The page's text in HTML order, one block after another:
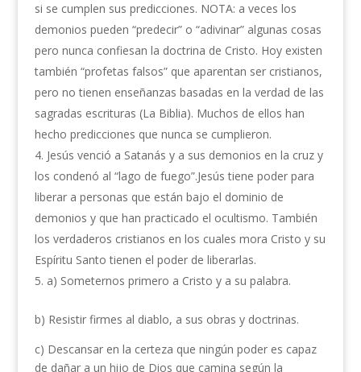
si se cumplen sus predicciones. NOTA: a veces los
demonios pueden “predecir” o “adivinar” algunas cosas
pero nunca confiesan la doctrina de Cristo. Hoy existen
también “profetas falsos” que aparentan ser cristianos,
pero no tienen enseñanzas basadas en la verdad de las
sagradas escrituras (La Biblia). Muchos de ellos han
hecho predicciones que nunca se cumplieron.
Jesús venció a Satanás y a sus demonios en la cruz y
los condenó al “lago de fuego”.Jesús tiene poder para
liberar a personas que están bajo el dominio de
demonios y que han practicado el ocultismo. También
los verdaderos cristianos en los cuales mora Cristo y su
Espíritu Santo tienen el poder de liberarlas.
a) Someternos primero a Cristo y a su palabra.
b) Resistir firmes al diablo, a sus obras y doctrinas.
c) Descansar en la certeza que ningún poder es capaz
de dañar a un hijo de Dios que camina según la